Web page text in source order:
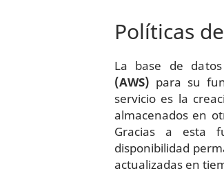
Políticas
La base de
(AWS) para su
servicio es la
almacenados en
Gracias a esta
disponibilidad
actualizadas en